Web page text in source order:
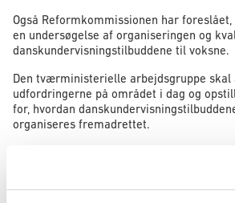
Også Reformkommissionen har
en undersøgelse af organiseringen og
danskundervisningstilbuddene til voksne.
Den tværministerielle arbejdsgruppe
udfordringerne på området i dag og
for, hvordan
organiseres fremadrettet.
danskundervisning uanset, om målet er